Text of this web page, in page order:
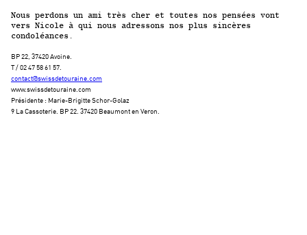
Nous perdons un ami très cher et toutes nos pensées vont
vers Nicole à qui nous adressons nos plus sincères
condoléances.
BP 22, 37420 Avoine.
T / 02 47 58 61 57.
contact@swissdetouraine.com
www.swissdetouraine.com
Présidente : Marie-Brigitte Schor-Golaz
9 La Cassoterie. BP 22. 37420 Beaumont en Veron.